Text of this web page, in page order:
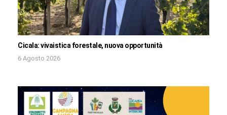
Cicala: vivaistica forestale, nuova opportunità
6 Agosto 2026